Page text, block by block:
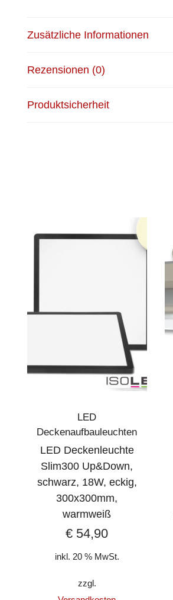
Zusätzliche Informationen
Rezensionen (0)
Produktsicherheit
LED
Deckenaufbauleuchten
LED Deckenleuchte
Slim300 Up&Down,
schwarz, 18W, eckig,
300x300mm,
warmweiß
€ 54,90
inkl. 20 % MwSt.
zzgl.